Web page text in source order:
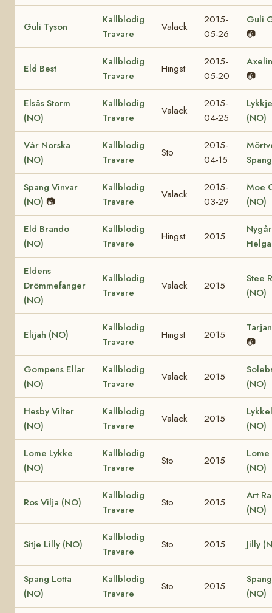
Guli Tyson
Kallblodig
Travare
Valack
2015-
05-26
Guli
📷
Eld Best
Kallblodig
Travare
Hingst
2015-
05-20
📷
Elsås Storm
(NO)
Kallblodig
Travare
Valack
2015-
04-25
(NO)
Vår Norska
(NO)
Kallblodig
Travare
Sto
2015-
04-15
Spang Vinvar
(NO) 📷
Kallblodig
Travare
Valack
2015-
03-29
Moe
(NO)
Eld Brando
(NO)
Kallblodig
Travare
Hingst 2015
Eldens
Drömmefanger
(NO)
Kallblodig
Travare
Valack 2015
Stee
(NO)
Elijah (NO)
Kallblodig
Travare
Hingst 2015
📷
Gompens Ellar
(NO)
Kallblodig
Travare
Valack 2015
(NO)
Hesby Vilter
(NO)
Kallblodig
Travare
Valack 2015
(NO)
Lome Lykke
(NO)
Kallblodig
Travare
Sto 2015
(NO)
Ros Vilja (NO)
Kallblodig
Travare
Sto 2015
Art
(NO)
Sitje Lilly (NO)
Kallblodig
Travare
Sto 2015 Jilly
Spang Lotta
(NO)
Kallblodig
Travare
Sto 2015
(NO)